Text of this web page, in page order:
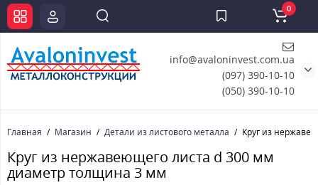
info@avaloninvest.com.ua
(097) 390-10-10
(050) 390-10-10
0
Главная Магазин Детали из листового металла Круг из
Круг из нержавеющего листа d 300 мм
диаметр толщина 3 мм